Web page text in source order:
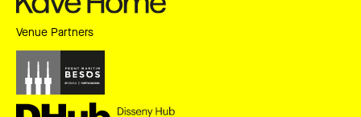
Venue Partners